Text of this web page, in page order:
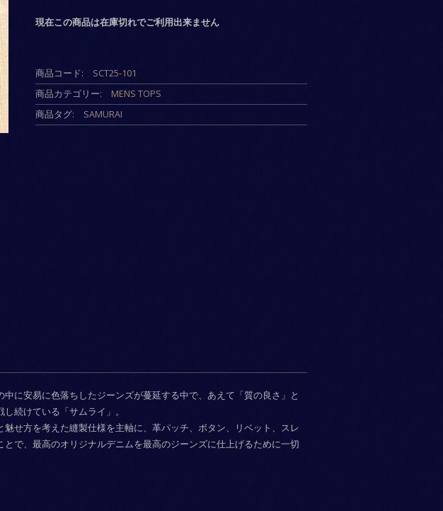
現在この商品は在庫切れでご利用出来ません
商品コード:
SCT25-101
商品カテゴリー:
MENS TOPS
商品タグ:
SAMURAI
に安易に色落ちしたジーンズが蔓延する中で、あえて「質の良さ」と
続けている「サムライ」。
せ方を考えた縫製仕様を主軸に、革パッチ、ボタン、リベット、スレ
で、最高のオリジナルデニムを最高のジーンズに仕上げるために一切